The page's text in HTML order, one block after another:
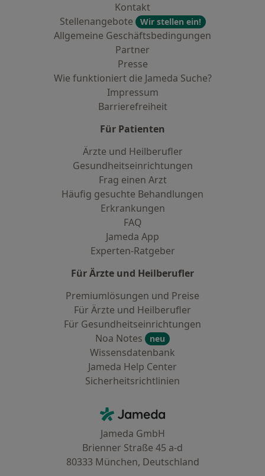
Kontakt
Stellenangebote
Wir stellen ein!
Allgemeine Geschäftsbedingungen
Partner
Presse
Wie funktioniert die Jameda Suche?
Impressum
Barrierefreiheit
Für Patienten
Ärzte und Heilberufler
Gesundheitseinrichtungen
Frag einen Arzt
Häufig gesuchte Behandlungen
Erkrankungen
FAQ
Jameda App
Experten-Ratgeber
Für Ärzte und Heilberufler
Premiumlösungen und Preise
Für Ärzte und Heilberufler
Für Gesundheitseinrichtungen
Noa Notes
neu
Wissensdatenbank
Jameda Help Center
Sicherheitsrichtlinien
Jameda - Startseite
Jameda GmbH
Brienner Straße 45 a-d
80333 München, Deutschland